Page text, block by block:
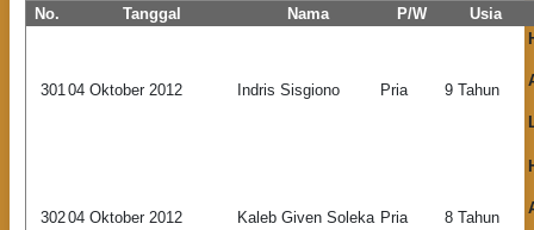
No. Tanggal Nama P/W Usia
30104 Oktober 2012 Indris Sisgiono Pria 9 Tahun
30204 Oktober 2012 Kaleb Given Soleka Pria 8 Tahun